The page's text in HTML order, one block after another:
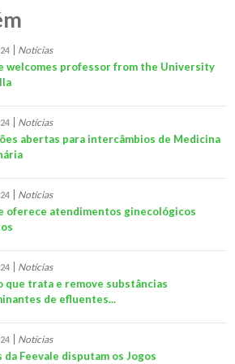
Notícias
welcomes professor from the University
Notícias
abertas para intercâmbios de Medicina
Notícias
oferece atendimentos ginecológicos
Notícias
que trata e remove substâncias
de efluentes...
Notícias
Feevale disputam os Jogos